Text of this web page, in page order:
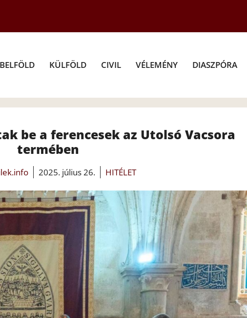
BELFÖLD KÜLFÖLD CIVIL VÉLEMÉNY DIASZPÓRA
be a ferencesek az Utolsó Vacsora
termében
2025. július 26. HITÉLET